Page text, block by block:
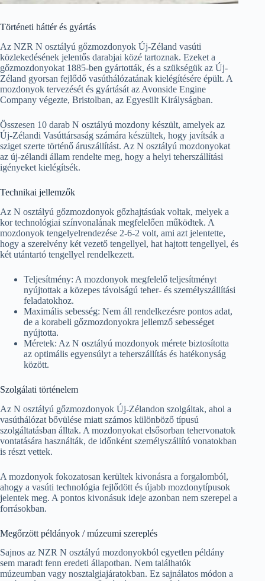
Történeti háttér és gyártás
Az NZR N osztályú gőzmozdonyok Új-Zéland vasúti
közlekedésének jelentős darabjai közé tartoznak. Ezeket a
gőzmozdonyokat 1885-ben gyártották, és a szükségük az Új-
Zéland gyorsan fejlődő vasúthálózatának kielégítésére épült. A
mozdonyok tervezését és gyártását az Avonside Engine
Company végezte, Bristolban, az Egyesült Királyságban.
Összesen 10 darab N osztályú mozdony készült, amelyek az
Új-Zélandi Vasúttársaság számára készültek, hogy javítsák a
sziget szerte történő áruszállítást. Az N osztályú mozdonyokat
az új-zélandi állam rendelte meg, hogy a helyi teherszállítási
igényeket kielégítsék.
Technikai jellemzők
Az N osztályú gőzmozdonyok gőzhajtásúak voltak, melyek a
kor technológiai színvonalának megfelelően működtek. A
mozdonyok tengelyelrendezése 2-6-2 volt, ami azt jelentette,
hogy a szerelvény két vezető tengellyel, hat hajtott tengellyel, és
két utántartó tengellyel rendelkezett.
Teljesítmény: A mozdonyok megfelelő teljesítményt
nyújtottak a közepes távolságú teher- és személyszállítási
feladatokhoz.
Maximális sebesség: Nem áll rendelkezésre pontos adat,
de a korabeli gőzmozdonyokra jellemző sebességet
nyújtotta.
Méretek: Az N osztályú mozdonyok mérete biztosította
az optimális egyensúlyt a teherszállítás és hatékonyság
között.
Szolgálati történelem
Az N osztályú gőzmozdonyok Új-Zélandon szolgáltak, ahol a
vasúthálózat bővülése miatt számos különböző típusú
szolgáltatásban álltak. A mozdonyokat elsősorban tehervonatok
vontatására használták, de időnként személyszállító vonatokban
is részt vettek.
A mozdonyok fokozatosan kerültek kivonásra a forgalomból,
ahogy a vasúti technológia fejlődött és újabb mozdonytípusok
jelentek meg. A pontos kivonásuk ideje azonban nem szerepel a
forrásokban.
Megőrzött példányok / múzeumi szereplés
Sajnos az NZR N osztályú mozdonyokból egyetlen példány
sem maradt fenn eredeti állapotban. Nem találhatók
múzeumban vagy nosztalgiajáratokban. Ez sajnálatos módon a